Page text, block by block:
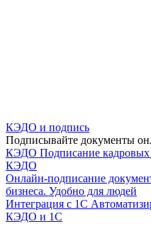
КЭДО и подпись
Подписывайте документы
КЭДО Подписание кадровых
КЭДО
Онлайн-подписание
бизнеса. Удобно для людей
Интеграция с 1С
КЭДО и 1С